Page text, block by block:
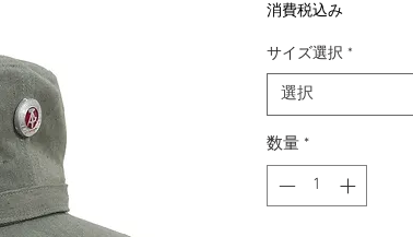
消費税込み
サイズ選択 *
選択
数量 *